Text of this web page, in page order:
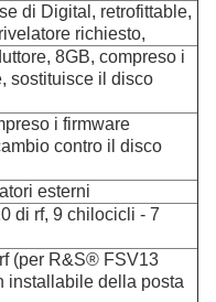
di Digital, retrofittable,
richiesto,
8GB, compreso i
sostituisce il disco
i firmware
contro il disco
esterni
di rf, 9 chilocicli - 7
(per R&S® FSV13
installabile della posta